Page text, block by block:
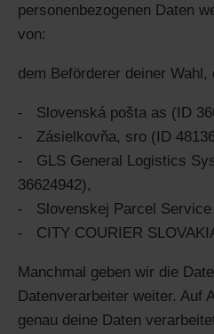
personenbezogenen Daten
von:
dem Beförderer deiner Wahl,
Slovenská pošta as (ID
Zásielkovňa, sro (ID
GLS General Logistics
36624942),
Slovenskej Parcel
CITY COURIER
Manchmal geben wir die
Datenverarbeiter weiter. Auf
genau deine Daten